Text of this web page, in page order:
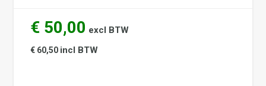
€ 50,00 excl BTW
€ 60,50 incl BTW